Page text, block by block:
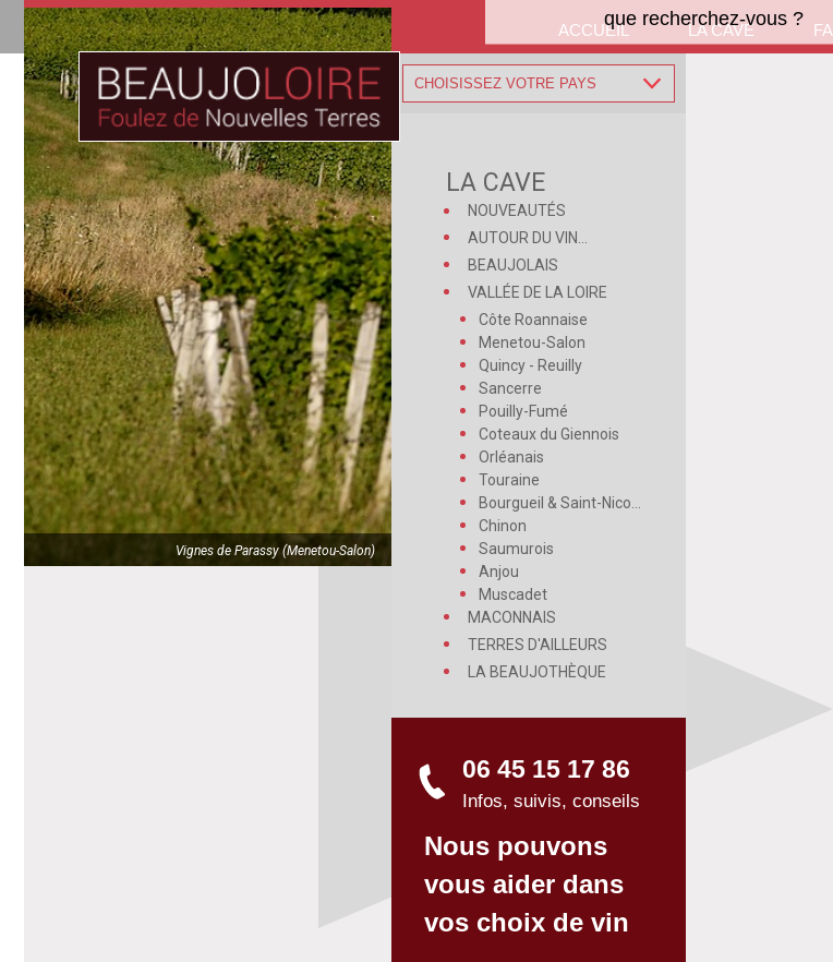
Vignes de Parassy (Menetou-Salon)
ACCUEIL LA CAVE
CHOISISSEZ VOTRE PAYS
LA CAVE
NOUVEAUTÉS
AUTOUR DU VIN...
BEAUJOLAIS
VALLÉE DE LA LOIRE
Côte Roannaise
Menetou-Salon
Quincy - Reuilly
Sancerre
Pouilly-Fumé
Coteaux du Giennois
Orléanais
Touraine
Chinon
Saumurois
Anjou
Muscadet
MACONNAIS
TERRES D'AILLEURS
LA BEAUJOTHÈQUE
06 45 15 17 86
Infos, suivis, conseils
Nous pouvons
vous aider dans
vos choix de vin